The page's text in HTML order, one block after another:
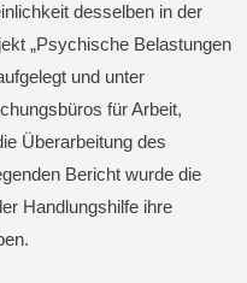
desselben in der
„Psychische Belastungen
und unter
für Arbeit,
Überarbeitung des
Bericht wurde die
Handlungshilfe ihre